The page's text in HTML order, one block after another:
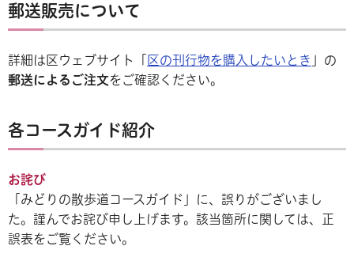
郵送販売について
詳細は区ウェブサイト「 区の刊行物を購入したいとき
」の
郵送によるご注文をご確認ください。
各コースガイド紹介
お詫び
「みどりの散歩道コースガイド」に、誤りがございまし
た。謹んでお詫び申し上げます。該当箇所に関しては、正
誤表をご覧ください。